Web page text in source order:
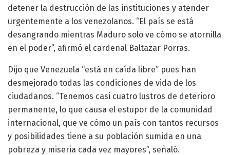
detener la destrucción de las instituciones y atender
urgentemente a los venezolanos. “El país se está
desangrando mientras Maduro solo ve cómo se atornilla
en el poder”, afirmó el cardenal Baltazar Porras.
Dijo que Venezuela “está en caída libre” pues han
desmejorado todas las condiciones de vida de los
ciudadanos. “Tenemos casi cuatro lustros de deterioro
permanente, lo que causa el estupor de la comunidad
internacional, que ve cómo un país con tantos recursos
y posibilidades tiene a su población sumida en una
pobreza y miseria cada vez mayores”, señaló.